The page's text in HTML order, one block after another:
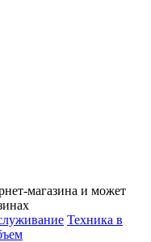
магазина и может
Техника в